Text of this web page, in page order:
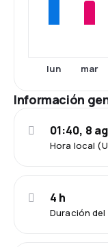
lun mar
Información
Hora local
01:40, 8
Duración del
4 h